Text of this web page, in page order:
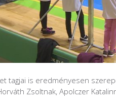
tagjai is eredményesen
Zsoltnak, Apolczer